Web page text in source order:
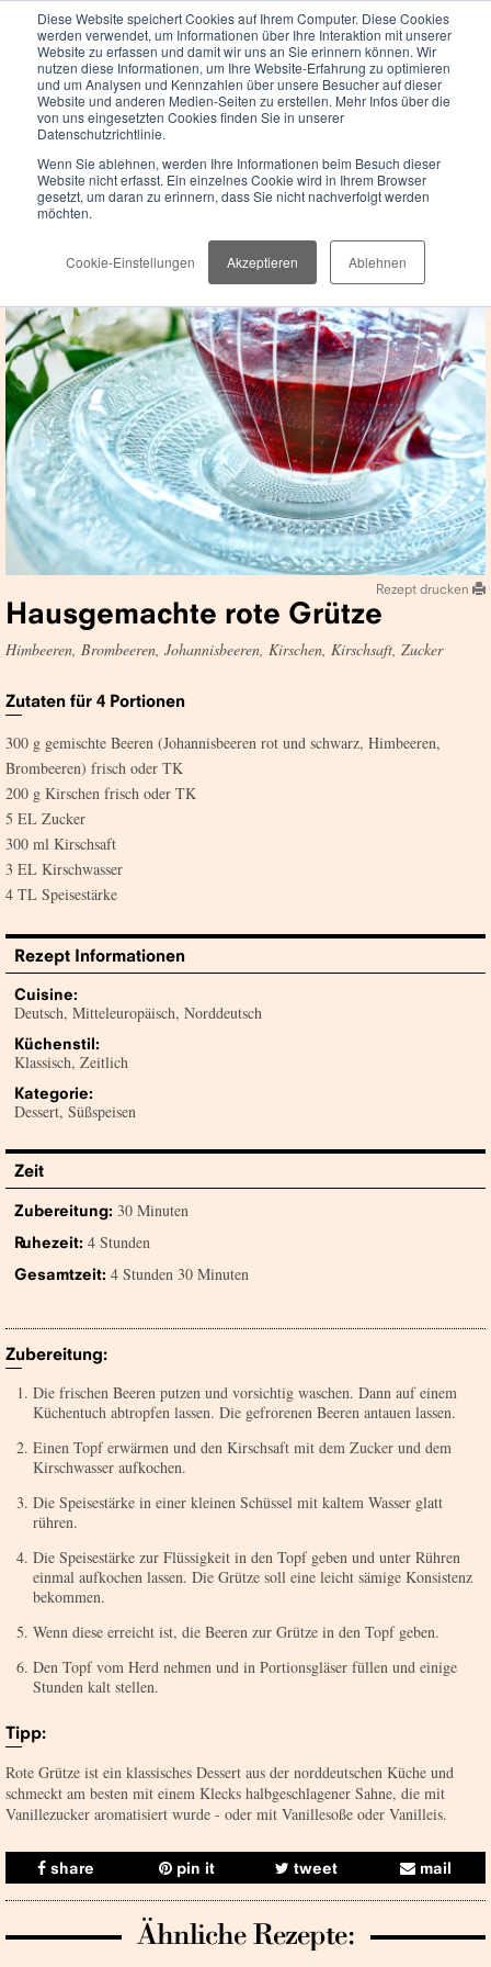
Diese Website speichert Cookies auf Ihrem Computer. Diese Cookies
werden verwendet, um Informationen über Ihre Interaktion mit unserer
Website zu erfassen und damit wir uns an Sie erinnern können. Wir
nutzen diese Informationen, um Ihre Website-Erfahrung zu optimieren
und um Analysen und Kennzahlen über unsere Besucher auf dieser
Website und anderen Medien-Seiten zu erstellen. Mehr Infos über die
von uns eingesetzten Cookies finden Sie in unserer
Datenschutzrichtlinie.
Wenn Sie ablehnen, werden Ihre Informationen beim Besuch dieser
Website nicht erfasst. Ein einzelnes Cookie wird in Ihrem Browser
gesetzt, um daran zu erinnern, dass Sie nicht nachverfolgt werden
möchten.
Cookie-Einstellungen Akzeptieren Ablehnen
Rezepte:
Rezept drucken
Hausgemachte rote Grütze
Himbeeren, Brombeeren, Johannisbeeren, Kirschen, Kirschsaft, Zucker
Zutaten für 4 Portionen
300 g gemischte Beeren (Johannisbeeren rot und schwarz, Himbeeren,
Brombeeren) frisch oder TK
200 g Kirschen frisch oder TK
5 EL Zucker
300 ml Kirschsaft
3 EL Kirschwasser
4 TL Speisestärke
Rezept Informationen
Cuisine:
Deutsch, Mitteleuropäisch, Norddeutsch
Küchenstil:
Klassisch, Zeitlich
Kategorie:
Dessert, Süßspeisen
Zeit
Zubereitung: 30 Minuten
Ruhezeit: 4 Stunden
Gesamtzeit: 4 Stunden 30 Minuten
Zubereitung:
Die frischen Beeren putzen und vorsichtig waschen. Dann auf einem
Küchentuch abtropfen lassen. Die gefrorenen Beeren antauen lassen.
Einen Topf erwärmen und den Kirschsaft mit dem Zucker und dem
Kirschwasser aufkochen.
Die Speisestärke in einer kleinen Schüssel mit kaltem Wasser glatt
rühren.
Die Speisestärke zur Flüssigkeit in den Topf geben und unter Rühren
einmal aufkochen lassen. Die Grütze soll eine leicht sämige Konsistenz
bekommen.
Wenn diese erreicht ist, die Beeren zur Grütze in den Topf geben.
Den Topf vom Herd nehmen und in Portionsgläser füllen und einige
Stunden kalt stellen.
Tipp:
Rote Grütze ist ein klassisches Dessert aus der norddeutschen Küche und
schmeckt am besten mit einem Klecks halbgeschlagener Sahne, die mit
Vanillezucker aromatisiert wurde - oder mit Vanillesoße oder Vanilleis.
share pin it tweet mail
Ähnliche Rezepte: